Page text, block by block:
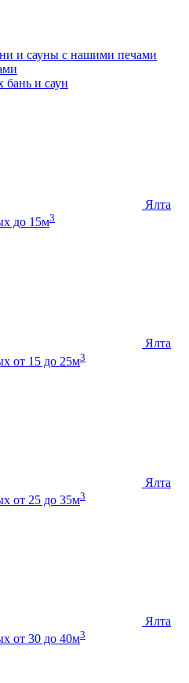
и сауны с нашими печами
бань и саун
Ялта
до 15м3
Ялта
от 15 до 25м3
Ялта
от 25 до 35м3
Ялта
от 30 до 40м3